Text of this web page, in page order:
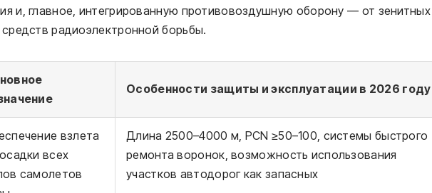
и, главное, интегрированную противовоздушную оборону — от зенитных
радиоэлектронной борьбы.
Особенности защиты и эксплуатации в 2026 году
взлета
всех
самолетов
Длина 2500–4000 м, PCN ≥50–100, системы быстрого
ремонта воронок, возможность использования
участков автодорог как запасных